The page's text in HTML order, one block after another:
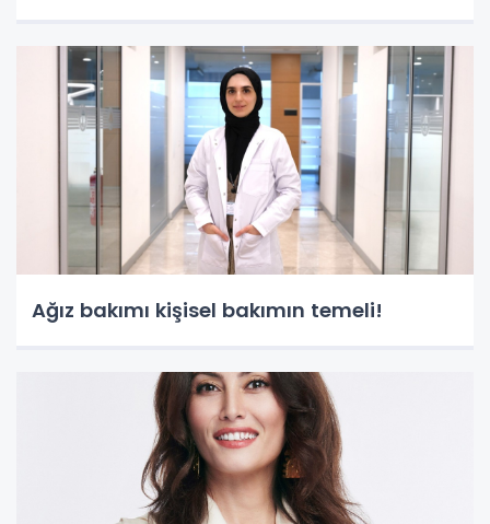
Ağız bakımı kişisel bakımın temeli!